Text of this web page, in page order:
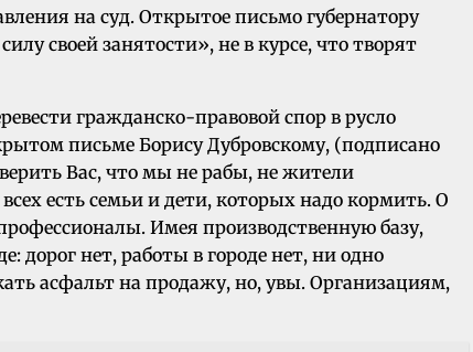
на суд. Открытое письмо губернатору
своей занятости», не в курсе, что творят
гражданско-правовой спор в русло
письме Борису Дубровскому, (подписано
Вас, что мы не рабы, не жители
есть семьи и дети, которых надо кормить. О
Имея производственную базу,
дорог нет, работы в городе нет, ни одно
асфальт на продажу, но, увы. Организациям,